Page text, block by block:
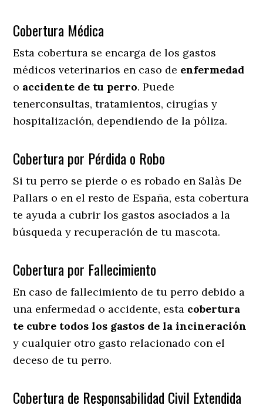
Cobertura Médica
Esta cobertura se encarga de los gastos
médicos veterinarios en caso de enfermedad
o accidente de tu perro. Puede
tenerconsultas, tratamientos, cirugías y
hospitalización, dependiendo de la póliza.
Cobertura por Pérdida o Robo
Si tu perro se pierde o es robado en Salàs De
Pallars o en el resto de España, esta cobertura
te ayuda a cubrir los gastos asociados a la
búsqueda y recuperación de tu mascota.
Cobertura por Fallecimiento
En caso de fallecimiento de tu perro debido a
una enfermedad o accidente, esta cobertura
te cubre todos los gastos de la incineración
y cualquier otro gasto relacionado con el
deceso de tu perro.
Cobertura de Responsabilidad Civil Extendida